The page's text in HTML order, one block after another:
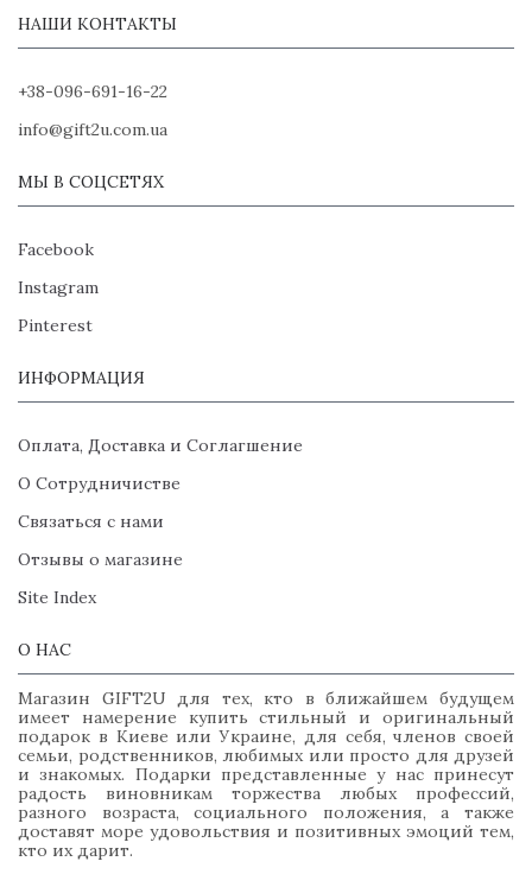
НАШИ КОНТАКТЫ
+38-096-691-16-22
info@gift2u.com.ua
МЫ В СОЦСЕТЯХ
Facebook
Instagram
Pinterest
ИНФОРМАЦИЯ
Оплата, Доставка и Соглагшение
О Сотрудничистве
Связаться с нами
Отзывы о магазине
Site Index
О НАС
Магазин GIFT2U для тех, кто в ближайшем будущем
имеет намерение купить стильный и оригинальный
подарок в Киеве или Украине, для себя, членов своей
семьи, родственников, любимых или просто для друзей
и знакомых. Подарки представленные у нас принесут
радость виновникам торжества любых профессий,
разного возраста, социального положения, а также
доставят море удовольствия и позитивных эмоций тем,
кто их дарит.